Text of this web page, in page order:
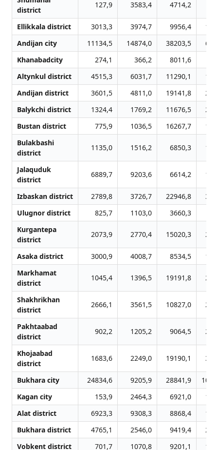
district
127,9 3583,4 4714,2
Ellikkala district 3013,3 3974,7 9956,4
Andijan city
11134,5 14874,0 38203,5
Khanabadcity
274,1 366,2 8011,6
Altynkul district
4515,3 6031,7 11290,1
Andijan district
3601,5 4811,0 19141,8
Balykchi district
1324,4 1769,2 11676,5
Bustan district
775,9 1036,5 16267,7
Bulakbashi
district
1135,0 1516,2 6850,3
Jalаquduk
district
6889,7 9203,6 6614,2
Izbaskan district 2789,8 3726,7 22946,8
Ulugnor district
825,7 1103,0 3660,3
Kurgantepa
district
2073,9 2770,4 15020,3
Asaka district 3000,9 4008,7 8534,5
Markhamat
district
1045,4 1396,5 19191,8
Shakhrikhan
district
2666,1 3561,5 10827,0
Pakhtaabad
district
902,2 1205,2 9064,5
Khojaabad
district
1683,6 2249,0 19190,1
Bukhara city 24834,6 9205,9 28841,9
Kagan city
153,9 2464,3 6921,0
Alat district
6923,3 9308,3 8868,4
Bukhara district
4765,1 2546,0 9419,4
Vobkent district
701,7 1070,8 9201,1